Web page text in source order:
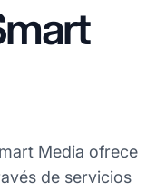
Media ofrece
de servicios